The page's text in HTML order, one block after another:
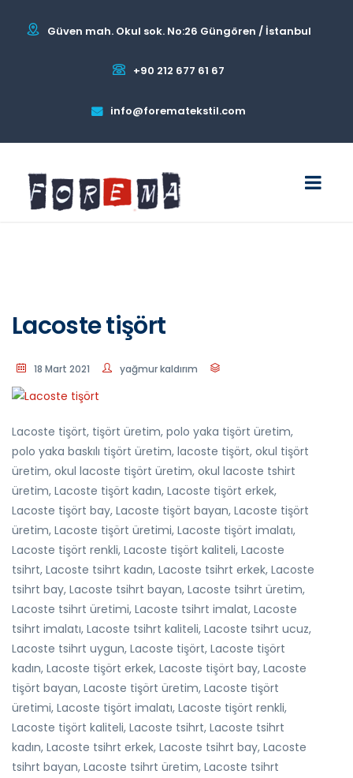
Güven mah. Okul sok. No:26 Güngören / İstanbul
+90 212 677 61 67
info@forematekstil.com
Lacoste tişört
18 Mart 2021 yağmur kaldırım
Lacoste tişört, tişört üretim, polo yaka tişört üretim,
polo yaka baskılı tişört üretim, lacoste tişört, okul tişört
üretim, okul lacoste tişört üretim, okul lacoste tshirt
üretim, Lacoste tişört kadın, Lacoste tişört erkek,
Lacoste tişört bay, Lacoste tişört bayan, Lacoste tişört
üretim, Lacoste tişört üretimi, Lacoste tişört imalatı,
Lacoste tişört renkli, Lacoste tişört kaliteli, Lacoste
tsihrt, Lacoste tsihrt kadın, Lacoste tsihrt erkek, Lacoste
tsihrt bay, Lacoste tsihrt bayan, Lacoste tsihrt üretim,
Lacoste tsihrt üretimi, Lacoste tsihrt imalat, Lacoste
tsihrt imalatı, Lacoste tsihrt kaliteli, Lacoste tsihrt ucuz,
Lacoste tsihrt uygun, Lacoste tişört, Lacoste tişört
kadın, Lacoste tişört erkek, Lacoste tişört bay, Lacoste
tişört bayan, Lacoste tişört üretim, Lacoste tişört
üretimi, Lacoste tişört imalatı, Lacoste tişört renkli,
Lacoste tişört kaliteli, Lacoste tsihrt, Lacoste tsihrt
kadın, Lacoste tsihrt erkek, Lacoste tsihrt bay, Lacoste
tsihrt bayan, Lacoste tsihrt üretim, Lacoste tsihrt